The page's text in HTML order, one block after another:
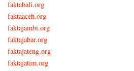
faktabali.org
faktaaceh.org
faktajambi.org
faktajabar.org
faktajateng.org
faktajatim.org